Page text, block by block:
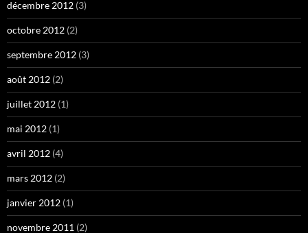
décembre 2012 (3)
octobre 2012 (2)
septembre 2012 (3)
août 2012 (2)
juillet 2012 (1)
mai 2012 (1)
avril 2012 (4)
mars 2012 (2)
janvier 2012 (1)
novembre 2011 (2)